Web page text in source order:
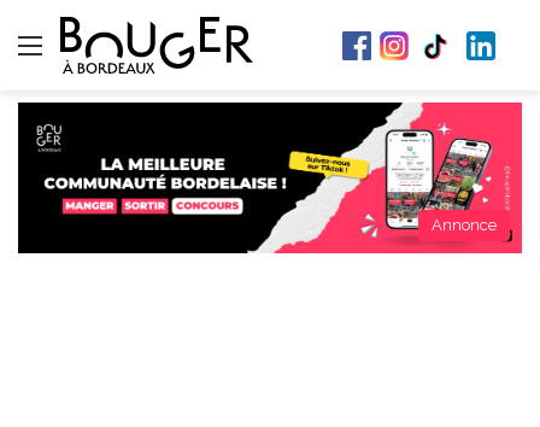
Menu
Annonce